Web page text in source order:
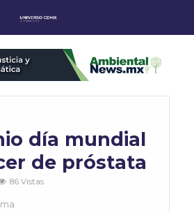
día mundial
de próstata
86 Vistas